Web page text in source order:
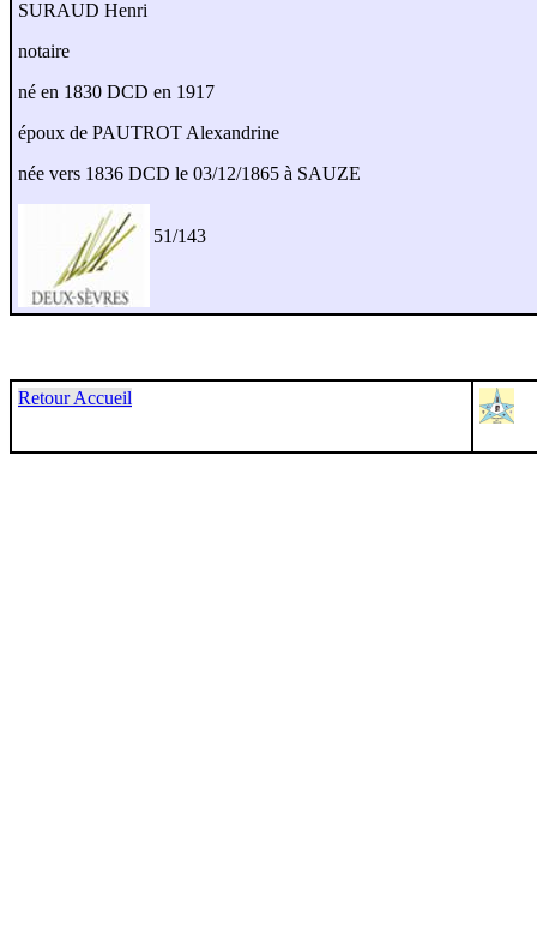
SURAUD Henri
notaire
né en 1830 DCD en 1917
époux de PAUTROT Alexandrine
née vers 1836 DCD le 03/12/1865 à SAUZE
51/143
Retour Accueil